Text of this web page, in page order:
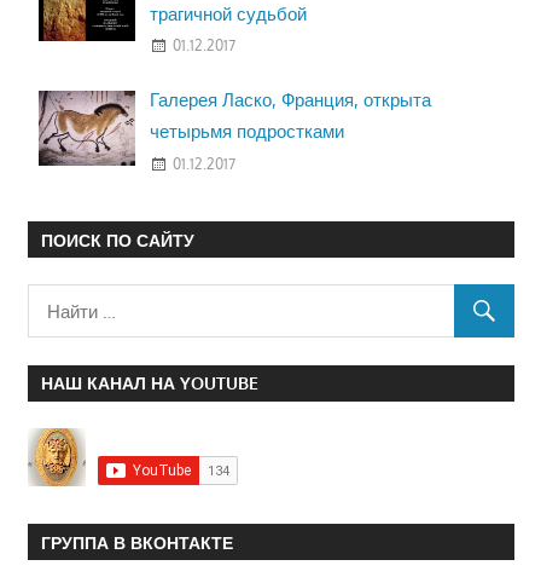
трагичной судьбой
01.12.2017
Галерея Ласко, Франция, открыта
четырьмя подростками
01.12.2017
ПОИСК ПО САЙТУ
НАШ КАНАЛ НА YOUTUBE
ГРУППА В ВКОНТАКТЕ